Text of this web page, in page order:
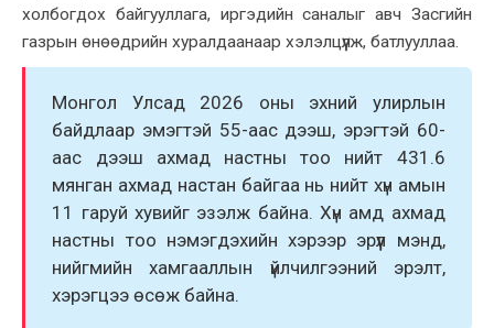
холбогдох байгууллага, иргэдийн саналыг авч Засгийн
газрын өнөөдрийн хуралдаанаар хэлэлцүүлж, батлууллаа.
Монгол Улсад 2026 оны эхний улирлын
байдлаар эмэгтэй 55-аас дээш, эрэгтэй 60-
аас дээш ахмад настны тоо нийт 431.6
мянган ахмад настан байгаа нь нийт хүн амын
11 гаруй хувийг эзэлж байна. Хүн амд ахмад
настны тоо нэмэгдэхийн хэрээр эрүүл мэнд,
нийгмийн хамгааллын үйлчилгээний эрэлт,
хэрэгцээ өсөж байна.